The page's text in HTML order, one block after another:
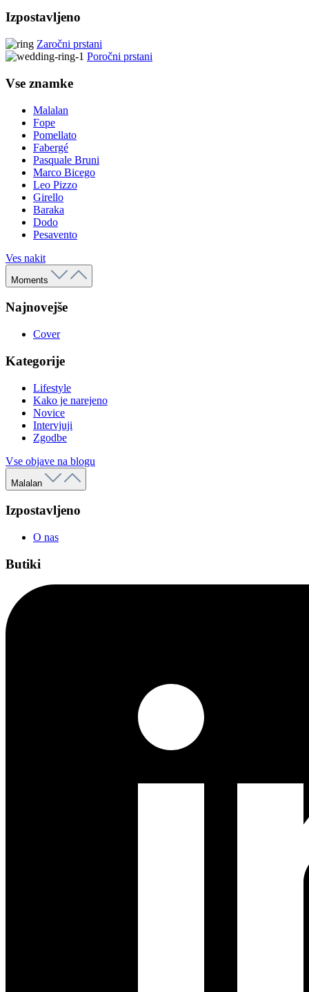
Izpostavljeno
Zaročni prstani
Poročni prstani
Vse znamke
Malalan
Fope
Pomellato
Fabergé
Pasquale Bruni
Marco Bicego
Leo Pizzo
Girello
Baraka
Dodo
Pesavento
Ves nakit
Moments
Najnovejše
Cover
Kategorije
Lifestyle
Kako je narejeno
Novice
Intervjuji
Zgodbe
Vse objave na blogu
Malalan
Izpostavljeno
O nas
Butiki